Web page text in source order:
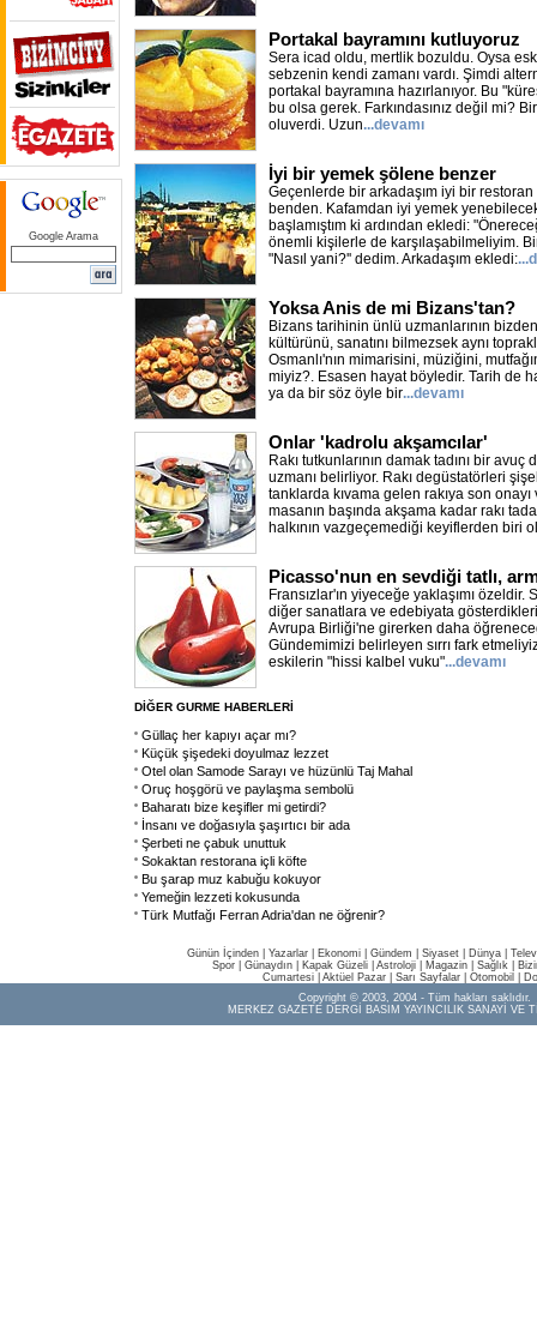
Google Arama
Portakal bayramını kutluyoruz
Sera icad oldu, mertlik bozuldu. Oysa
sebzenin kendi zamanı vardı. Şimdi
portakal bayramına hazırlanıyor. Bu
bu olsa gerek. Farkındasınız değil mi?
oluverdi. Uzun...devamı
İyi bir yemek şölene benzer
Geçenlerde bir arkadaşım iyi bir
benden. Kafamdan iyi yemek
başlamıştım ki ardından ekledi:
önemli kişilerle de karşılaşabilmeliyim.
"Nasıl yani?'' dedim. Arkadaşım ekledi:
Yoksa Anis de mi Bizans'tan?
Bizans tarihinin ünlü uzmanlarının
kültürünü, sanatını bilmezsek aynı
Osmanlı'nın mimarisini, müziğini,
miyiz?. Esasen hayat böyledir. Tarih de
ya da bir söz öyle bir...devamı
Onlar 'kadrolu akşamcılar'
Rakı tutkunlarının damak tadını bir
uzmanı belirliyor. Rakı degüstatörleri
tanklarda kıvama gelen rakıya son
masanın başında akşama kadar rakı
halkının vazgeçemediği keyiflerden biri
Picasso'nun en sevdiği tatlı,
Fransızlar'ın yiyeceğe yaklaşımı
diğer sanatlara ve edebiyata
Avrupa Birliği'ne girerken daha
Gündemimizi belirleyen sırrı fark
eskilerin "hissi kalbel vuku"...devamı
DİĞER GURME HABERLERİ
Güllaç her kapıyı açar mı?
Küçük şişedeki doyulmaz lezzet
Otel olan Samode Sarayı ve hüzünlü Taj Mahal
Oruç hoşgörü ve paylaşma sembolü
Baharatı bize keşifler mi getirdi?
İnsanı ve doğasıyla şaşırtıcı bir ada
Şerbeti ne çabuk unuttuk
Sokaktan restorana içli köfte
Bu şarap muz kabuğu kokuyor
Yemeğin lezzeti kokusunda
Türk Mutfağı Ferran Adria'dan ne öğrenir?
Günün İçinden Yazarlar Ekonomi Gündem Siyaset Dünya |
Spor
Günaydın Kapak Güzeli Astroloji Magazin Sağlık
Cumartesi| Aktüel Pazar| Sarı Sayfalar| Otomobil
Copyright © 2003, 2004 - Tüm hakları saklıdır.
MERKEZ GAZETE DERGİ BASIM YAYINCILIK SANAYİ VE